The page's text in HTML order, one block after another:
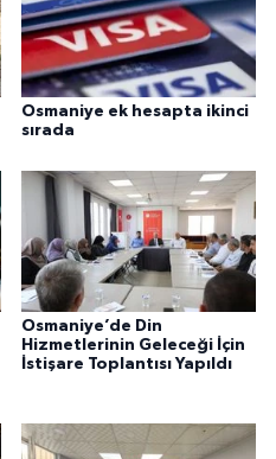
Osmaniye ek hesapta ikinci
sırada
Osmaniye’de Din
Hizmetlerinin Geleceği İçin
İstişare Toplantısı Yapıldı